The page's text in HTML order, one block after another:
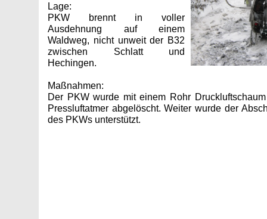
Lage:
PKW brennt in voller
Ausdehnung auf einem
Waldweg, nicht unweit der B32
zwischen Schlatt und
Hechingen.
Maßnahmen:
Der PKW wurde mit einem Rohr
Pressluftatmer abgelöscht. Weiter wurde der
des PKWs unterstützt.